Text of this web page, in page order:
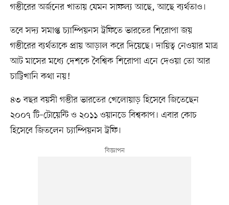
গম্ভীরের অর্জনের খাতায় যেমন সাফল্য আছে, আছে ব্যর্থতাও।
তবে সদ্য সমাপ্ত চ্যাম্পিয়নস ট্রফিতে ভারতের শিরোপা জয়
গম্ভীরের ব্যর্থতাকে প্রায় আড়াল করে দিয়েছে। দায়িত্ব নেওয়ার মাত্র
আট মাসের মধ্যে দেশকে বৈশ্বিক শিরোপা এনে দেওয়া তো আর
চাট্টিখানি কথা নয়!
৪৩ বছর বয়সী গম্ভীর ভারতের খেলোয়াড় হিসেবে জিতেছেন
২০০৭ টি–টোয়েন্টি ও ২০১১ ওয়ানডে বিশ্বকাপ। এবার কোচ
হিসেবে জিতলেন চ্যাম্পিয়নস ট্রফি।